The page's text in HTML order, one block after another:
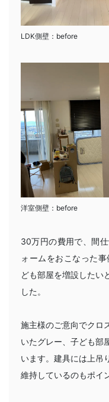
LDK側壁：before
洋室側壁：before
30万円の費用で、間
ォームをおこなった
ども部屋を増設したい
した。
施主様のご意向でクロ
いたグレー、子ども部
います。建具には上吊
維持しているのもポイ